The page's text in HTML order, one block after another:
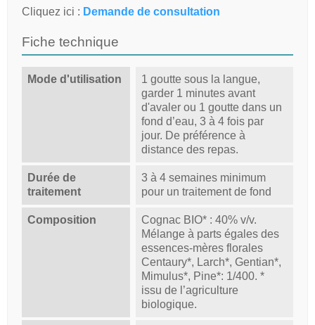
Cliquez ici : Demande de consultation
Fiche technique
Mode d'utilisation
1 goutte sous la langue,
garder 1 minutes avant
d'avaler ou 1 goutte dans un
fond d’eau, 3 à 4 fois par
jour. De préférence à
distance des repas.
Durée de
traitement
3 à 4 semaines minimum
pour un traitement de fond
Composition
Cognac BIO* : 40% v/v.
Mélange à parts égales des
essences-mères florales
Centaury*, Larch*, Gentian*,
Mimulus*, Pine*: 1/400. *
issu de l’agriculture
biologique.